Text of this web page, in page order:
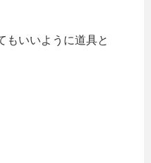
もいいように道具と